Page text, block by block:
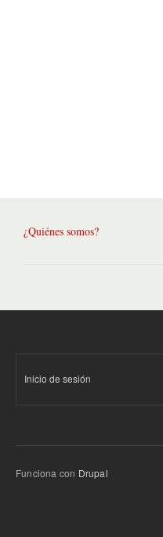
¿Quiénes somos?
Inicio de sesión
Funciona con Drupal